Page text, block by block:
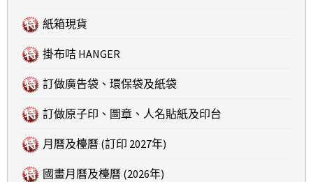
紙箱現貨
掛布咭 HANGER
訂做廣告袋、環保袋及紙袋
訂做原子印、圖章、人名貼紙及印台
月曆及檯曆 (訂印 2027年)
國畫月曆及檯曆 (2026年)